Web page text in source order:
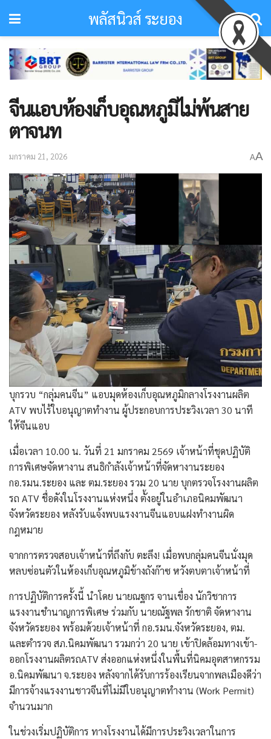
พลัสนิวส์ ระยอง
จีนแอบห้องเก็บอุณหภูมิไม่พ้นสาย
ตาจนท
มกราคม 21, 2026 AA
บุกรวบ “กลุ่มคนจีน” แอบมุดห้องเก็บอุณหภูมิกลางโรงงานผลิต
ATV พบไร้ใบอนุญาตทำงาน ผู้ประกอบการประวิงเวลา 30 นาที
ให้จีนแอบ
เมื่อเวลา 10.00 น. วันที่ 21 มกราคม 2569 เจ้าหน้าที่ชุดปฏิบัติ
การพิเศษจัดหางาน สนธิกำลังเจ้าหน้าที่จัดหางานระยอง
กอ.รมน.ระยอง และ ตม.ระยอง รวม 20 นาย บุกตรวจโรงงานผลิต
รถ ATV ชื่อดังในโรงงานแห่งหนึ่ง ตั้งอยู่ในอำเภอนิคมพัฒนา
จังหวัดระยอง หลังรับแจ้งพบแรงงานจีนแอบแฝงทำงานผิด
กฎหมาย
จากการตรวจสอบเจ้าหน้าที่ถึงกับ ตะลึง! เมื่อพบกลุ่มคนจีนนั่งมุด
หลบซ่อนตัวในห้องเก็บอุณหภูมิข้างถังก๊าซ หวังตบตาเจ้าหน้าที่
​การปฏิบัติการครั้งนี้ นำโดย นายณฐกร จานเขื่อง นักวิชาการ
แรงงานชำนาญการพิเศษ ร่วมกับ นายณัฐพล รักชาติ จัดหางาน
จังหวัดระยอง พร้อมด้วยเจ้าหน้าที่ กอ.รมน.จังหวัดระยอง, ตม.
และตำรวจ สภ.นิคมพัฒนา รวมกว่า 20 นาย เข้าปิดล้อมทางเข้า-
ออกโรงงานผลิตรถATV ส่งออกแห่งหนึ่งในพื้นที่นิคมอุตสาหกรรม
อ.นิคมพัฒนา จ.ระยอง หลังจากได้รับการร้องเรียนจากพลเมืองดีว่า
มีการจ้างแรงงานชาวจีนที่ไม่มีใบอนุญาตทำงาน (Work Permit)
จำนวนมาก
​ในช่วงเริ่มปฏิบัติการ ทางโรงงานได้มีการประวิงเวลาในการ